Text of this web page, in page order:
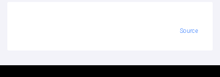
Source